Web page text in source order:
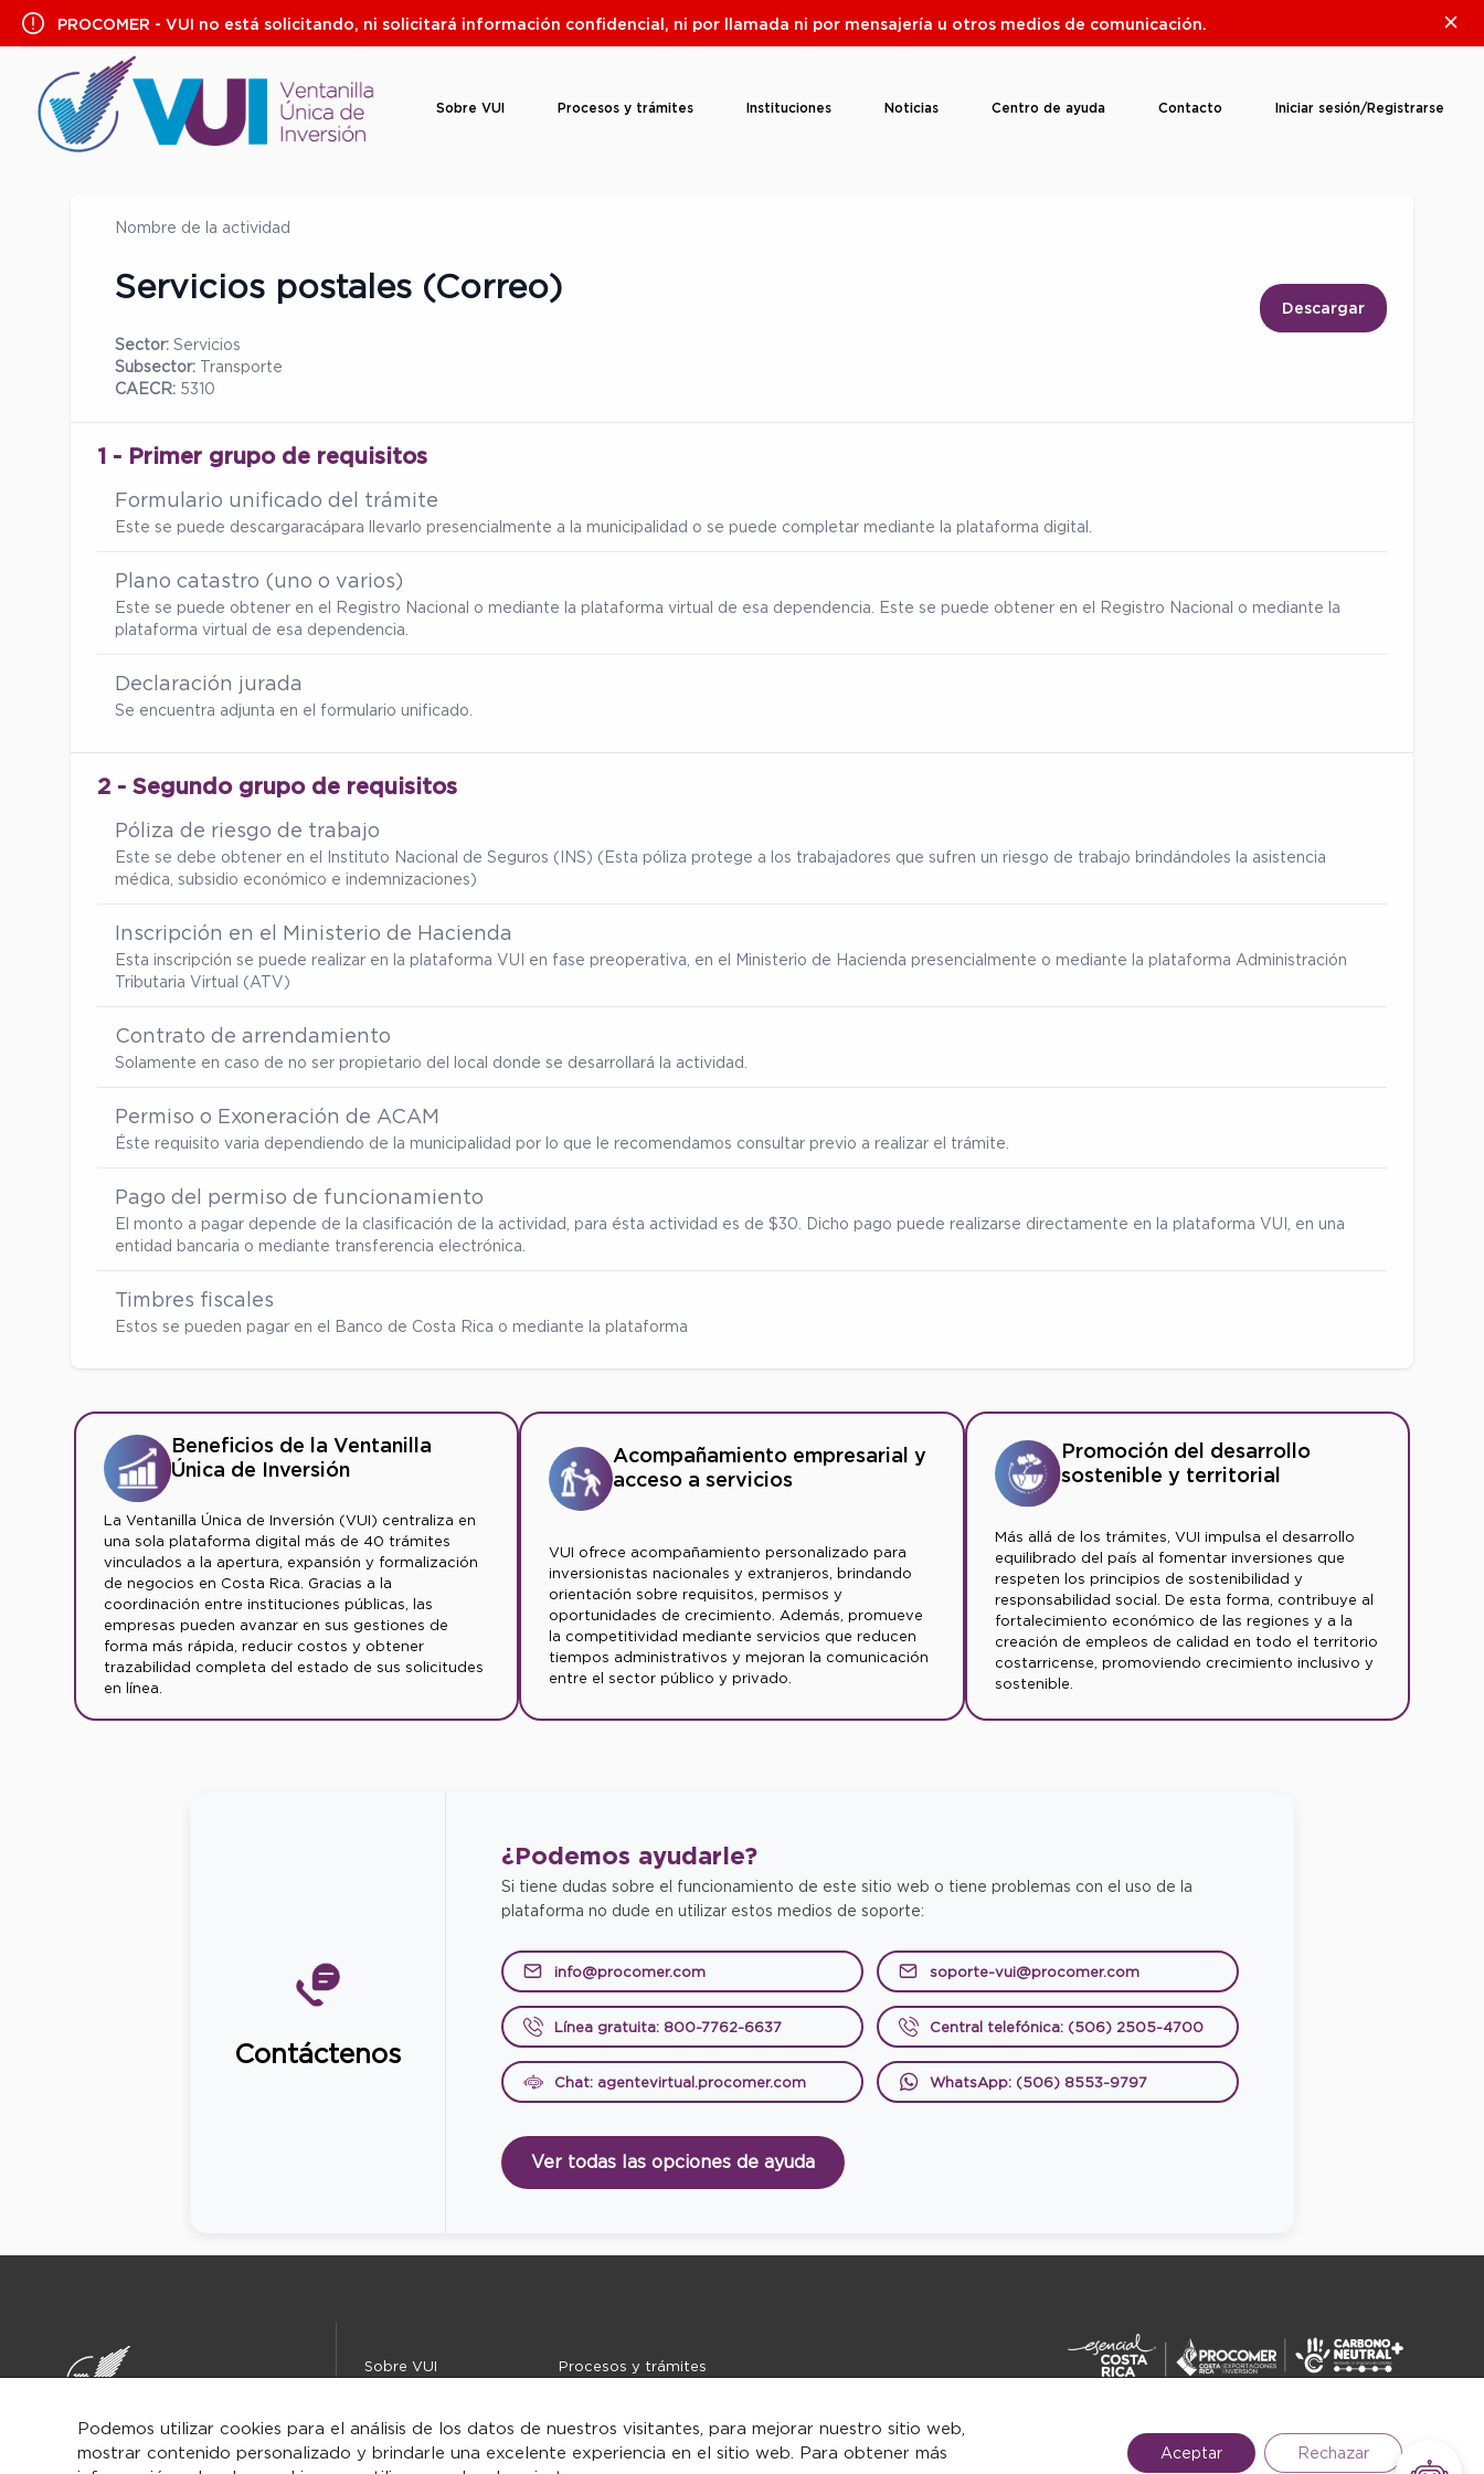
Saltar
PROCOMER - VUI no está solicitando, ni solicitará información confidencial, ni por llamada ni por mensajería u otros medios de comunicación.
Sobre VUI Procesos y trámites Instituciones Noticias Centro de ayuda Contacto Iniciar sesión/Registrarse
Nombre de la actividad
Servicios postales (Correo)
Sector: Servicios
Subsector: Transporte
CAECR: 5310
Descargar
1 - Primer grupo de requisitos
Formulario unificado del trámite
Este se puede descargaracápara llevarlo presencialmente a la municipalidad o se puede completar mediante la plataforma digital.
Plano catastro (uno o varios)
Este se puede obtener en el Registro Nacional o mediante la plataforma virtual de esa dependencia. Este se puede obtener en el Registro Nacional o mediante la
plataforma virtual de esa dependencia.
Declaración jurada
Se encuentra adjunta en el formulario unificado.
2 - Segundo grupo de requisitos
Póliza de riesgo de trabajo
Este se debe obtener en el Instituto Nacional de Seguros (INS) (Esta póliza protege a los trabajadores que sufren un riesgo de trabajo brindándoles la asistencia
médica, subsidio económico e indemnizaciones)
Inscripción en el Ministerio de Hacienda
Esta inscripción se puede realizar en la plataforma VUI en fase preoperativa, en el Ministerio de Hacienda presencialmente o mediante la plataforma Administración
Tributaria Virtual (ATV)
Contrato de arrendamiento
Solamente en caso de no ser propietario del local donde se desarrollará la actividad.
Permiso o Exoneración de ACAM
Éste requisito varia dependiendo de la municipalidad por lo que le recomendamos consultar previo a realizar el trámite.
Pago del permiso de funcionamiento
El monto a pagar depende de la clasificación de la actividad, para ésta actividad es de $30. Dicho pago puede realizarse directamente en la plataforma VUI, en una
entidad bancaria o mediante transferencia electrónica.
Timbres fiscales
Estos se pueden pagar en el Banco de Costa Rica o mediante la plataforma
Beneficios de la Ventanilla
Única de Inversión
La Ventanilla Única de Inversión (VUI) centraliza en
una sola plataforma digital más de 40 trámites
vinculados a la apertura, expansión y formalización
de negocios en Costa Rica. Gracias a la
coordinación entre instituciones públicas, las
empresas pueden avanzar en sus gestiones de
forma más rápida, reducir costos y obtener
trazabilidad completa del estado de sus solicitudes
en línea.
Acompañamiento empresarial y
acceso a servicios
VUI ofrece acompañamiento personalizado para
inversionistas nacionales y extranjeros, brindando
orientación sobre requisitos, permisos y
oportunidades de crecimiento. Además, promueve
la competitividad mediante servicios que reducen
tiempos administrativos y mejoran la comunicación
entre el sector público y privado.
Promoción del desarrollo
sostenible y territorial
Más allá de los trámites, VUI impulsa el desarrollo
equilibrado del país al fomentar inversiones que
respeten los principios de sostenibilidad y
responsabilidad social. De esta forma, contribuye al
fortalecimiento económico de las regiones y a la
creación de empleos de calidad en todo el territorio
costarricense, promoviendo crecimiento inclusivo y
sostenible.
Contáctenos
¿Podemos ayudarle?
Si tiene dudas sobre el funcionamiento de este sitio web o tiene problemas con el uso de la
plataforma no dude en utilizar estos medios de soporte:
info@procomer.com soporte-vui@procomer.com
Línea gratuita: 800-7762-6637 Central telefónica: (506) 2505-4700
Chat: agentevirtual.procomer.com WhatsApp: (506) 8553-9797
Ver todas las opciones de ayuda
Sobre VUI
Procesos y trámites
Centro de ayuda
Contacto
Iniciar
Podemos utilizar cookies para el análisis de los datos de nuestros visitantes, para mejorar nuestro sitio web,
mostrar contenido personalizado y brindarle una excelente experiencia en el sitio web. Para obtener más
Aceptar Rechazar